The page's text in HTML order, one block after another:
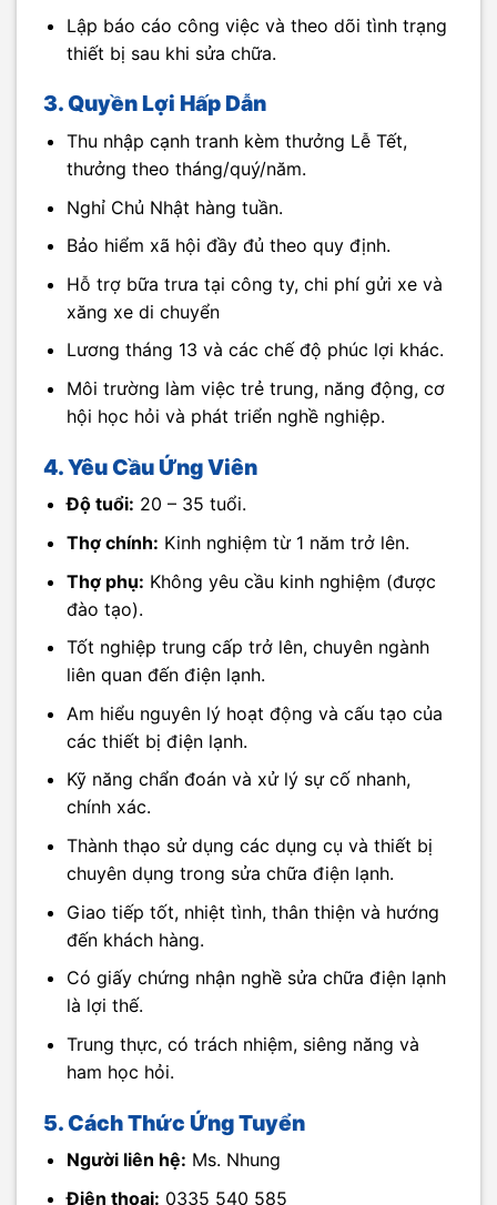
Lập báo cáo công việc và theo dõi tình trạng
thiết bị sau khi sửa chữa.
3. Quyền Lợi Hấp Dẫn
Thu nhập cạnh tranh kèm thưởng Lễ Tết,
thưởng theo tháng/quý/năm.
Nghỉ Chủ Nhật hàng tuần.
Bảo hiểm xã hội đầy đủ theo quy định.
Hỗ trợ bữa trưa tại công ty, chi phí gửi xe và
xăng xe di chuyển
Lương tháng 13 và các chế độ phúc lợi khác.
Môi trường làm việc trẻ trung, năng động, cơ
hội học hỏi và phát triển nghề nghiệp.
4. Yêu Cầu Ứng Viên
Độ tuổi: 20 – 35 tuổi.
Thợ chính: Kinh nghiệm từ 1 năm trở lên.
Thợ phụ: Không yêu cầu kinh nghiệm (được
đào tạo).
Tốt nghiệp trung cấp trở lên, chuyên ngành
liên quan đến điện lạnh.
Am hiểu nguyên lý hoạt động và cấu tạo của
các thiết bị điện lạnh.
Kỹ năng chẩn đoán và xử lý sự cố nhanh,
chính xác.
Thành thạo sử dụng các dụng cụ và thiết bị
chuyên dụng trong sửa chữa điện lạnh.
Giao tiếp tốt, nhiệt tình, thân thiện và hướng
đến khách hàng.
Có giấy chứng nhận nghề sửa chữa điện lạnh
là lợi thế.
Trung thực, có trách nhiệm, siêng năng và
ham học hỏi.
5. Cách Thức Ứng Tuyển
Người liên hệ: Ms. Nhung
Điện thoại: 0335 540 585